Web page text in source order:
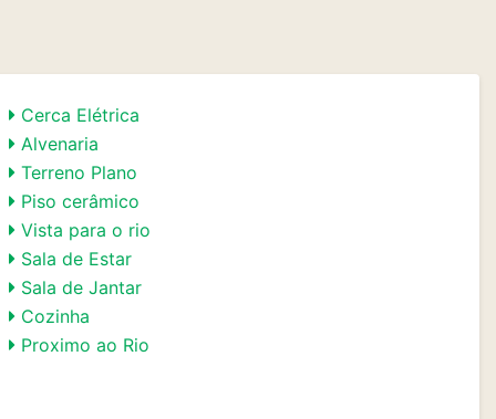
Cerca Elétrica
Alvenaria
Terreno Plano
Piso cerâmico
Vista para o rio
Sala de Estar
Sala de Jantar
Cozinha
Proximo ao Rio